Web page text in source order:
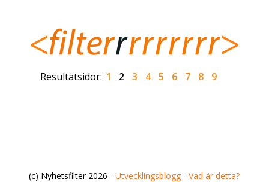
Resultatsidor: 1 2 3 4 5 6 7 8 9
(c) Nyhetsfilter 2026 -Utvecklingsblogg -Vad är detta?